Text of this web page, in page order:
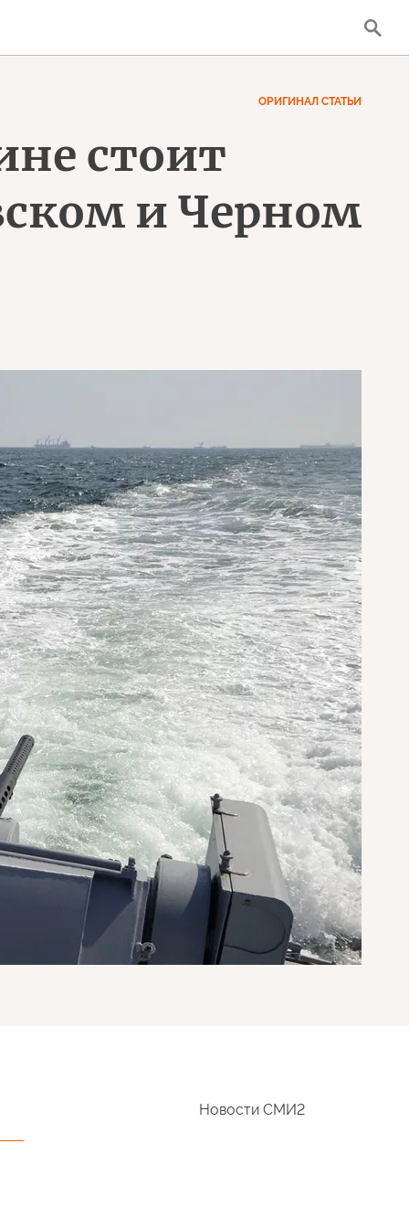
ОРИГИНАЛ СТАТЬИ
стоит
и Черном
Новости СМИ2